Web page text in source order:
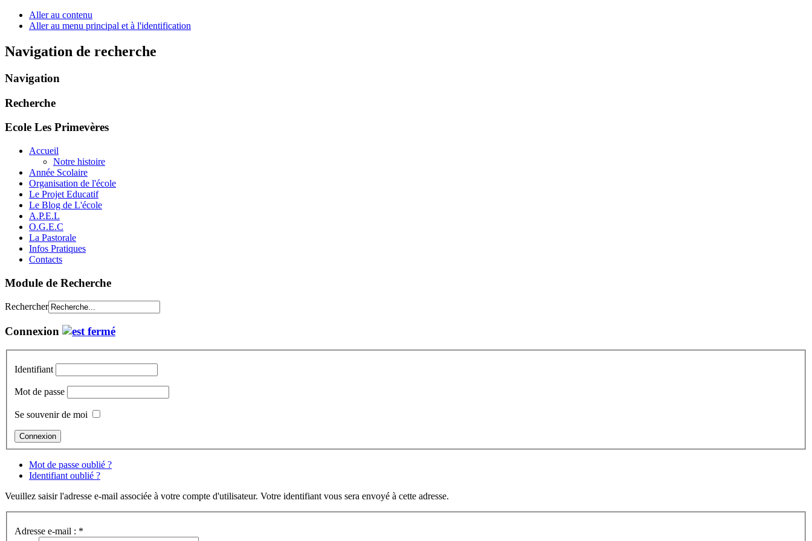
Aller au contenu
Aller au menu principal et à l'identification
Navigation de recherche
Navigation
Recherche
Ecole Les Primevères
Accueil
Notre histoire
Année Scolaire
Organisation de l'école
Le Projet Educatif
Le Blog de L'école
A.P.E.L
O.G.E.C
La Pastorale
Infos Pratiques
Contacts
Module de Recherche
Rechercher
Connexion
Identifiant
Mot de passe
Se souvenir de moi
Mot de passe oublié ?
Identifiant oublié ?
Veuillez saisir l'adresse e-mail associée à votre compte d'utilisateur. Votre identifiant vous sera envoyé à cette adresse.
Adresse e-mail : *